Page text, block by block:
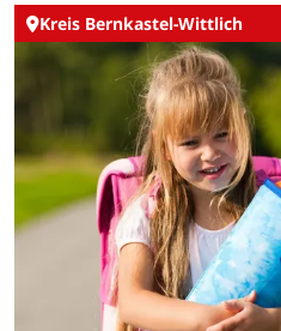
Kreis Bernkastel-Wittlich